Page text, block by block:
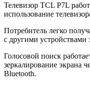
Телевизор TCL P7L
использование
Потребитель легко
с другими устройствами
Голосовой поиск
зеркалирование экрана
Bluetooth.